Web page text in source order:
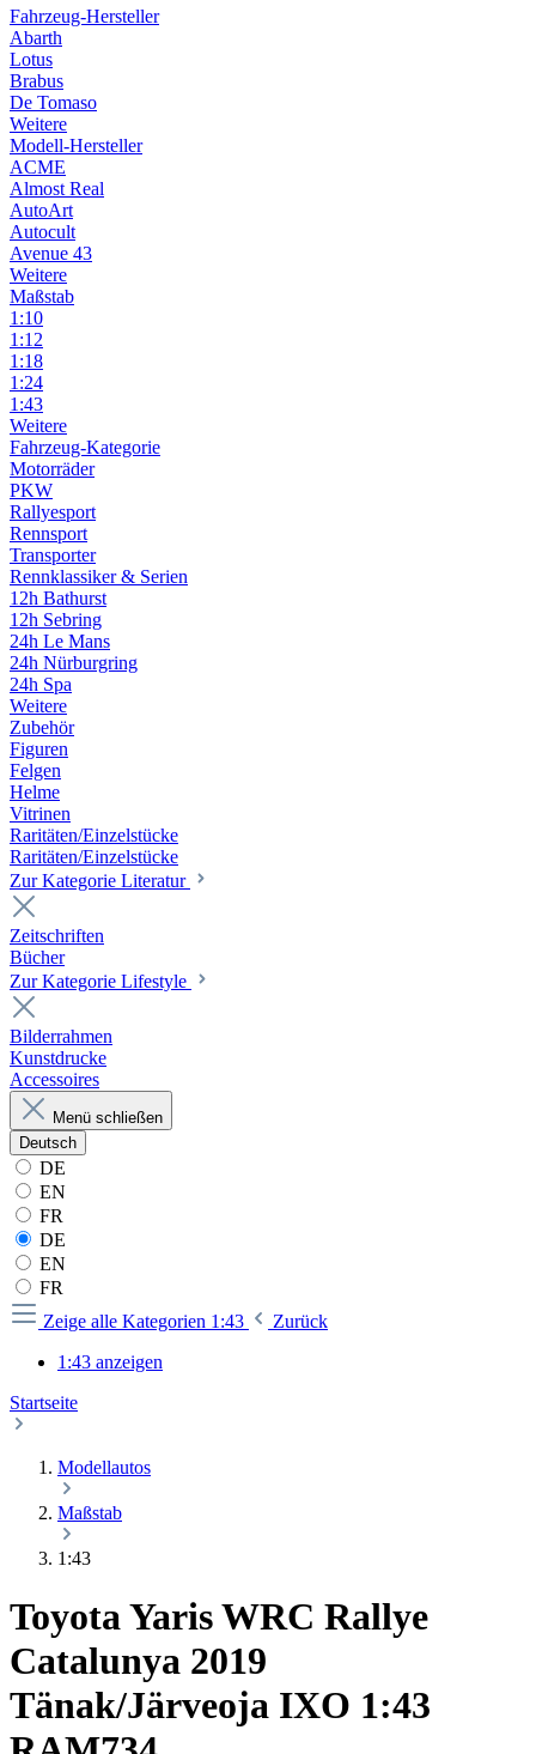
Fahrzeug-Hersteller
Abarth
Lotus
Brabus
De Tomaso
Weitere
Modell-Hersteller
ACME
Almost Real
AutoArt
Autocult
Avenue 43
Weitere
Maßstab
1:10
1:12
1:18
1:24
1:43
Weitere
Fahrzeug-Kategorie
Motorräder
PKW
Rallyesport
Rennsport
Transporter
Rennklassiker & Serien
12h Bathurst
12h Sebring
24h Le Mans
24h Nürburgring
24h Spa
Weitere
Zubehör
Figuren
Felgen
Helme
Vitrinen
Raritäten/Einzelstücke
Raritäten/Einzelstücke
Zur Kategorie Literatur
Zeitschriften
Bücher
Zur Kategorie Lifestyle
Bilderrahmen
Kunstdrucke
Accessoires
Menü schließen
Deutsch
DE
EN
FR
DE
EN
FR
Zeige alle Kategorien 1:43
Zurück
1:43 anzeigen
Startseite
Modellautos
Maßstab
1:43
Toyota Yaris WRC Rallye
Catalunya 2019
Tänak/Järveoja IXO 1:43